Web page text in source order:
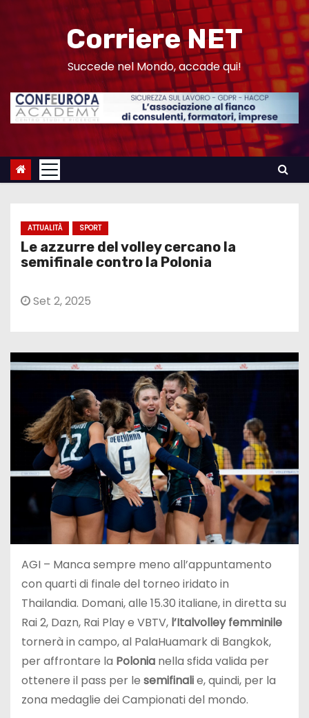
n
Corriere NET
Succede nel Mondo, accade qui!
ATTUALITÀ SPORT
Le azzurre del volley cercano la
semifinale contro la Polonia
Set 2, 2025
AGI – Manca sempre meno all’appuntamento
con quarti di finale del torneo iridato in
Thailandia. Domani, alle 15.30 italiane, in diretta su
Rai 2, Dazn, Rai Play e VBTV, l’Italvolley femminile
tornerà in campo, al PalaHuamark di Bangkok,
per affrontare la Polonia nella sfida valida per
ottenere il pass per le semifinalie, quindi, per la
zona medaglie dei Campionati del mondo.